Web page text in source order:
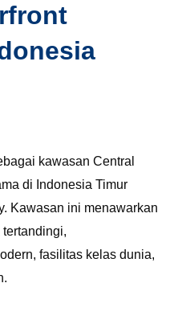
kawasan Central
di Indonesia Timur
Kawasan ini menawarkan
fasilitas kelas dunia,